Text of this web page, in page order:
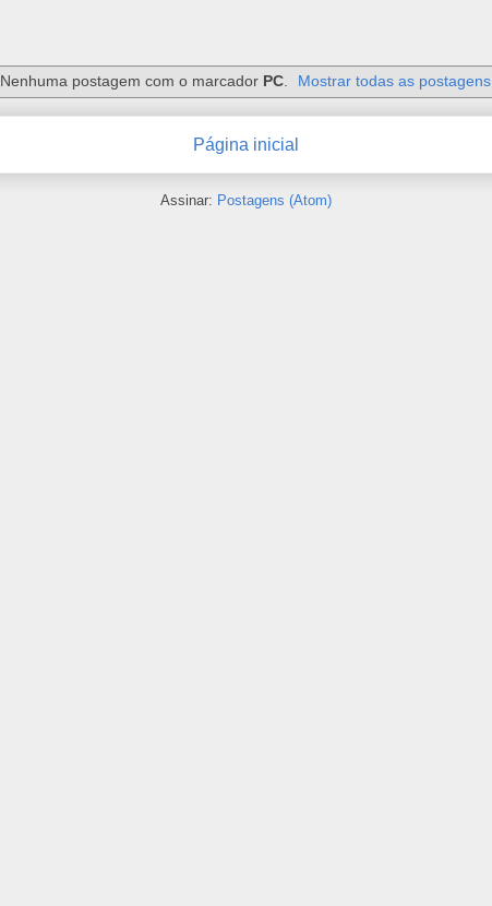
Nenhuma postagem com o marcador PC. Mostrar todas as postagens
Página inicial
Assinar: Postagens (Atom)